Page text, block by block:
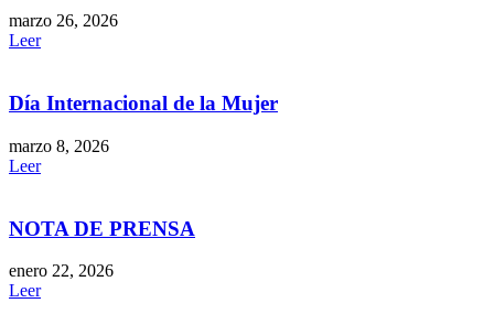
marzo 26, 2026
Leer
Día Internacional de la Mujer
marzo 8, 2026
Leer
NOTA DE PRENSA
enero 22, 2026
Leer